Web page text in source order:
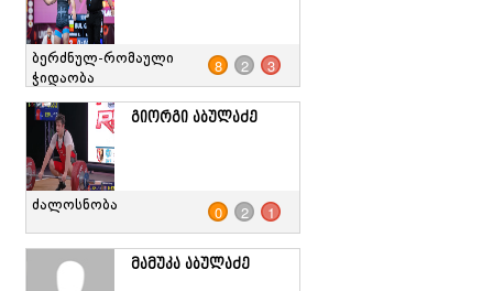
ბერძნულ-რომაული
ჭიდაობა
8 2 3
გიორგი აბულაძე
ძალოსნობა 0 2 1
მამუკა აბულაძე